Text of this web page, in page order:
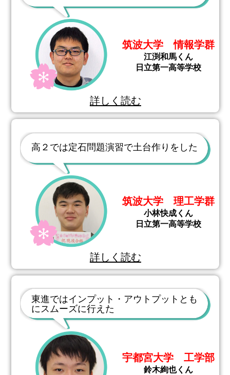
筑波大学 情報学群
江渕和馬くん
日立第一高等学校
詳しく読む
高２では定石問題演習で土台作りをした
筑波大学 理工学群
小林快成くん
日立第一高等学校
詳しく読む
東進ではインプット・アウトプットとも
にスムーズに行えた
宇都宮大学 工学部
鈴木絢也くん